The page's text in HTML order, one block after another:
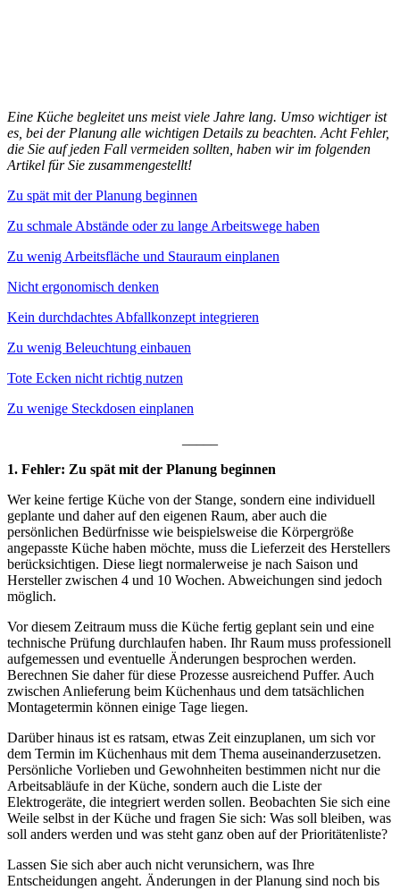
Eine Küche begleitet uns meist viele Jahre lang. Umso wichtiger ist
es, bei der Planung alle wichtigen Details zu beachten. Acht Fehler,
die Sie auf jeden Fall vermeiden sollten, haben wir im folgenden
Artikel für Sie zusammengestellt!
Zu spät mit der Planung beginnen
Zu schmale Abstände oder zu lange Arbeitswege haben
Zu wenig Arbeitsfläche und Stauraum einplanen
Nicht ergonomisch denken
Kein durchdachtes Abfallkonzept integrieren
Zu wenig Beleuchtung einbauen
Tote Ecken nicht richtig nutzen
Zu wenige Steckdosen einplanen
1. Fehler: Zu spät mit der Planung beginnen
Wer keine fertige Küche von der Stange, sondern eine individuell
geplante und daher auf den eigenen Raum, aber auch die
persönlichen Bedürfnisse wie beispielsweise die Körpergröße
angepasste Küche haben möchte, muss die Lieferzeit des Herstellers
berücksichtigen. Diese liegt normalerweise je nach Saison und
Hersteller zwischen 4 und 10 Wochen. Abweichungen sind jedoch
möglich.
Vor diesem Zeitraum muss die Küche fertig geplant sein und eine
technische Prüfung durchlaufen haben. Ihr Raum muss professionell
aufgemessen und eventuelle Änderungen besprochen werden.
Berechnen Sie daher für diese Prozesse ausreichend Puffer. Auch
zwischen Anlieferung beim Küchenhaus und dem tatsächlichen
Montagetermin können einige Tage liegen.
Darüber hinaus ist es ratsam, etwas Zeit einzuplanen, um sich vor
dem Termin im Küchenhaus mit dem Thema auseinanderzusetzen.
Persönliche Vorlieben und Gewohnheiten bestimmen nicht nur die
Arbeitsabläufe in der Küche, sondern auch die Liste der
Elektrogeräte, die integriert werden sollen. Beobachten Sie sich eine
Weile selbst in der Küche und fragen Sie sich: Was soll bleiben, was
soll anders werden und was steht ganz oben auf der Prioritätenliste?
Lassen Sie sich aber auch nicht verunsichern, was Ihre
Entscheidungen angeht. Änderungen in der Planung sind noch bis